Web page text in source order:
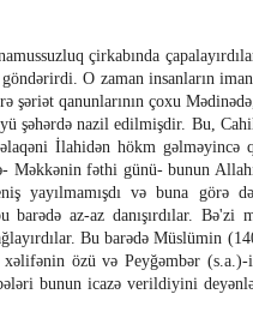
çirkabında
O zaman insanların
şəriət qanunlarının çoxu
şəhərdə nazil edilmişdir. Bu,
İlahidən hökm gəlməyincə
Məkkənin fəthi günü- bunun
yayılmamışdı və buna görə
barədə az-az danışırdılar.
Bu barədə Müslümin
özü və Peyğəmbər (s.a.)-
bunun icazə verildiyini